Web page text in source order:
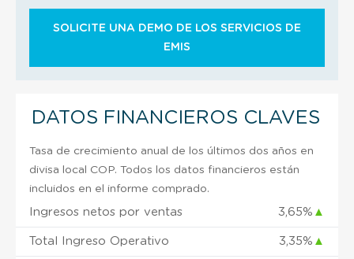
SOLICITE UNA DEMO DE LOS SERVICIOS DE
EMIS
DATOS FINANCIEROS CLAVES
Tasa de crecimiento anual de los últimos dos años en
divisa local COP. Todos los datos financieros están
incluidos en el informe comprado.
Ingresos netos por ventas 3,65% ▲
Total Ingreso Operativo 3,35% ▲